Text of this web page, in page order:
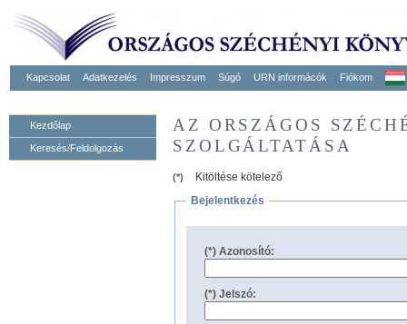
Kapcsolat Adatkezelés Impresszum Súgó URN informácók Fiókom
Kezdőlap
Keresés/Feldolgozás
AZ ORSZÁGOS
SZOLGÁLTATÁSA
(*)
Kitöltése kötelező
Bejelentkezés
(*) Azonosító:
(*) Jelszó: